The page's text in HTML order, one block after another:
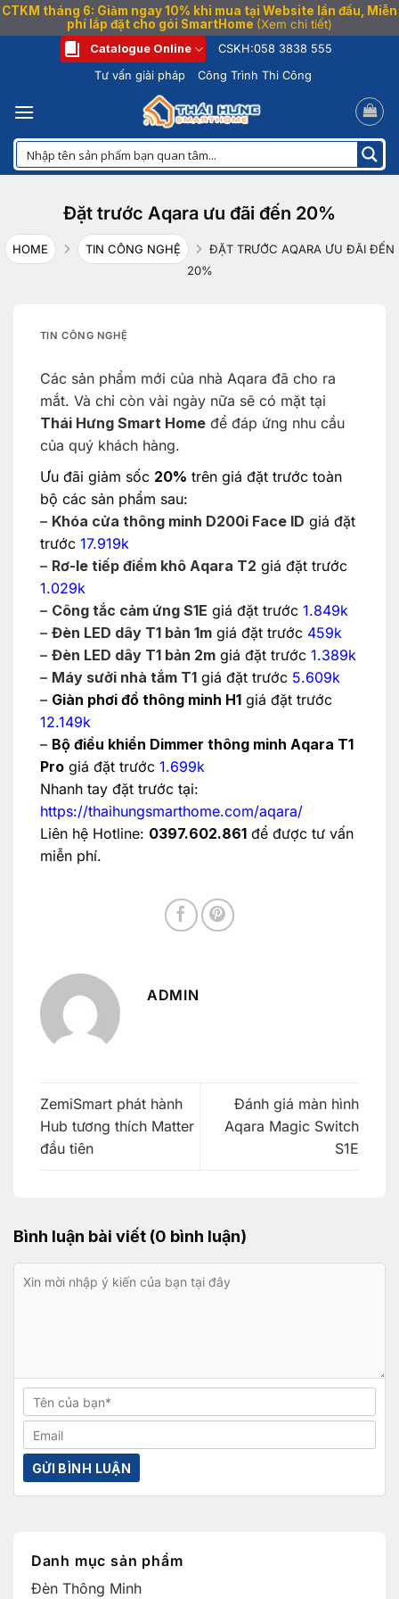
CTKM tháng 6: Giảm ngay 10% khi mua tại Website lần đầu, Miễn
phí lắp đặt cho gói SmartHome (Xem chi tiết)
dung
Catalogue Online CSKH:058 3838 555
Tư vấn giải pháp
Công Trình Thi Công
Đặt trước Aqara ưu đãi đến 20%
HOME TIN CÔNG NGHỆ
ĐẶT TRƯỚC AQARA ƯU ĐÃI ĐẾN
20%
TIN CÔNG NGHỆ
Các sản phẩm mới của nhà Aqara đã cho ra
mắt. Và chỉ còn vài ngày nữa sẽ có mặt tại
Thái Hưng Smart Homeđể đáp ứng nhu cầu
của quý khách hàng.
Ưu đãi giảm sốc 20% trên giá đặt trước toàn
bộ các sản phẩm sau:
– Khóa cửa thông minh D200i Face ID giá đặt
trước 17.919k
– Rơ-le tiếp điểm khô Aqara T2 giá đặt trước
1.029k
– Công tắc cảm ứng S1E giá đặt trước 1.849k
– Đèn LED dây T1 bản 1mgiá đặt trước 459k
– Đèn LED dây T1 bản 2mgiá đặt trước 1.389k
– Máy sưởi nhà tắm T1giá đặt trước 5.609k
– Giàn phơi đồ thông minh H1giá đặt trước
12.149k
– Bộ điều khiển Dimmer thông minh Aqara T1
Progiá đặt trước 1.699k
Nhanh tay đặt trước tại:
https://thaihungsmarthome.com/aqara/
Liên hệ Hotline: 0397.602.861để được tư vấn
miễn phí.
ADMIN
ZemiSmart phát hành
Hub tương thích Matter
đầu tiên
Đánh giá màn hình
Aqara Magic Switch
S1E
Bình luận bài viết (0 bình luận)
Danh mục sản phẩm
Đèn Thông Minh